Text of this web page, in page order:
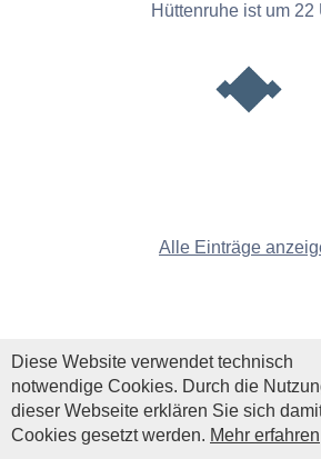
Hüttenruhe ist um 22
Alle Einträge
Diese Website verwendet technisch
notwendige Cookies. Durch die
dieser Webseite erklären Sie sich
Cookies gesetzt werden. Mehr erfahren